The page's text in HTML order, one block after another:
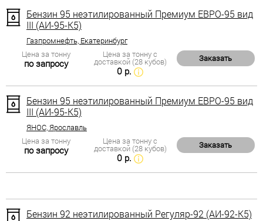
Бензин 95 неэтилированный Премиум ЕВРО-95 вид
III (АИ-95-К5)
Газпромнефть, Екатеринбург
Цена за тонну
по запросу
Цена за тонну с
доставкой (28 кубов)
0 р.
Заказать
Бензин 95 неэтилированный Премиум ЕВРО-95 вид
III (АИ-95-К5)
ЯНОС, Ярославль
Цена за тонну
по запросу
Цена за тонну с
доставкой (28 кубов)
0 р.
Заказать
Бензин 92 неэтилированный Регуляр-92 (АИ-92-К5)